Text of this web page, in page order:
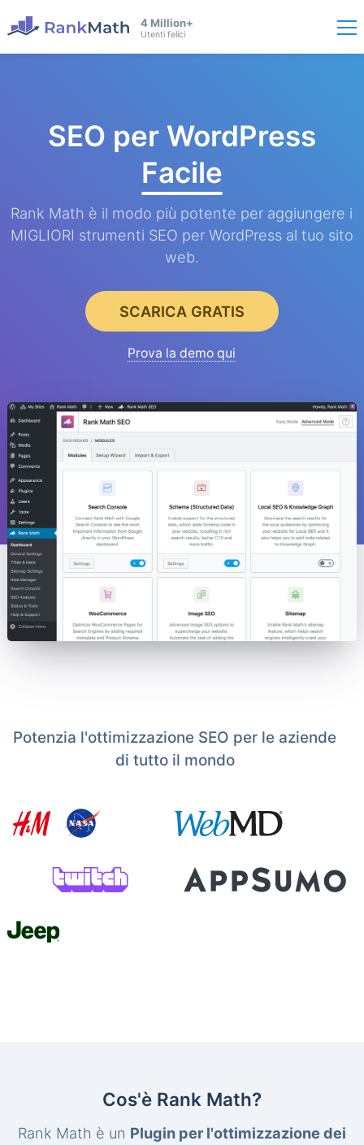
4 Million+
Utenti felici
SEO per WordPress
Facile
Rank Math è il modo più potente per aggiungere i
MIGLIORI strumenti SEO per WordPress al tuo sito
web.
SCARICA GRATIS
Prova la demo qui
Potenzia l'ottimizzazione SEO per le aziende
di tutto il mondo
Cos'è Rank Math?
Rank Math è un Plugin per l'ottimizzazione dei